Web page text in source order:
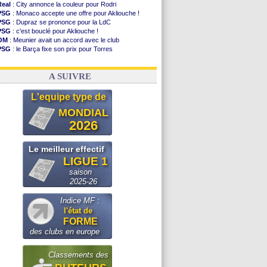
: City annonce la couleur pour Rodri
: Monaco accepte une offre pour Akliouche !
: Dupraz se prononce pour la LdC
: c'est bouclé pour Akliouche !
: Meunier avait un accord avec le club
: le Barça fixe son prix pour Torres
: Torres souhaite rejoindre le PSG !
A SUIVRE
L'equipe type de
MONDIAL
2026
Le meilleur effectif
LIGUE 1
saison
2025-26
Indice MF :
l'état de
FORME
des clubs en europe
Classements des